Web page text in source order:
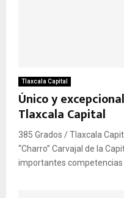
Tlaxcala Capital
Único y
Tlaxcala Capital
385 Grados / Tlaxcala
“Charro” Carvajal de la
importantes competencias